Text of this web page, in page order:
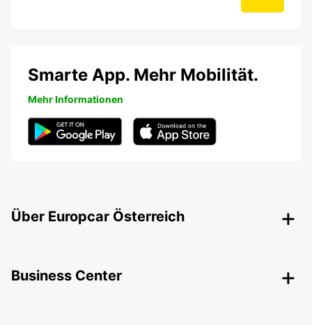
Smarte App. Mehr Mobilität.
Mehr Informationen
Über Europcar Österreich
Business Center